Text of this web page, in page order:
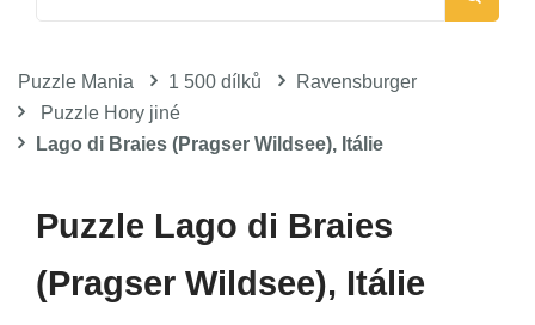
Puzzle Mania 1 500 dílků
Ravensburger
Puzzle Hory jiné
Lago di Braies (Pragser Wildsee), Itálie
Puzzle Lago di Braies
(Pragser Wildsee), Itálie